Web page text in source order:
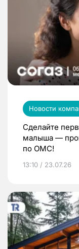
Новости
Сделайте
малыша —
по ОМС!
13:10 / 23.07.26